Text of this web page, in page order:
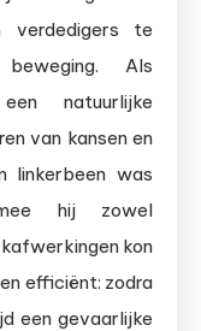
verdedigers te
Als
natuurlijke
van kansen en
linkerbeen was
hij zowel
kon
efficiënt: zodra
een gevaarlijke